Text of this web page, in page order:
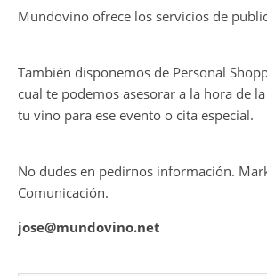
Mundovino ofrece los servicios de
También disponemos de Personal
cual te podemos asesorar a la hora de
tu vino para ese evento o cita especial.
No dudes en pedirnos información.
Comunicación.
jose@mundovino.net